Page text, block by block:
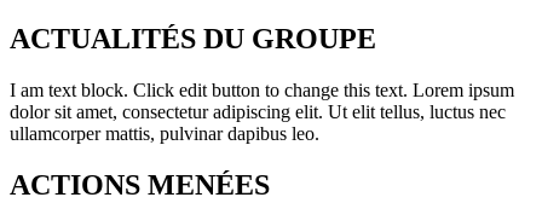
ACTUALITÉS DU GROUPE
I am text block. Click edit button to change this text. Lorem ipsum
dolor sit amet, consectetur adipiscing elit. Ut elit tellus, luctus nec
ullamcorper mattis, pulvinar dapibus leo.
ACTIONS MENÉES